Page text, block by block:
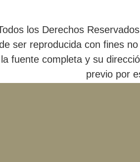
los Derechos
ser reproducida con fines
fuente completa y su
previo por